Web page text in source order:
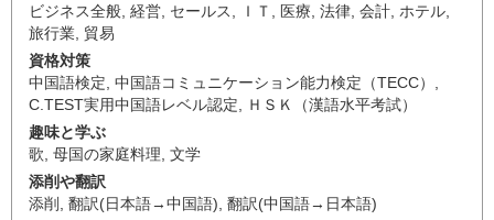
ビジネス全般 経営 セールス ＩＴ 医療 法律 会計 ホテル
旅行業 貿易
資格対策
中国語検定 中国語コミュニケーション能力検定（TECC）
C.TEST実用中国語レベル認定
ＨＳＫ（漢語水平考試）
趣味と学ぶ
歌 母国の家庭料理 文学
添削や翻訳
添削
翻訳(日本語→中国語) 翻訳(中国語→日本語)